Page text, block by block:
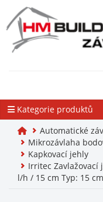
Kategorie produktů
Automatické
Mikrozávlaha
Kapkovací jehly
Irritec Zavlažovací
l/h / 15 cm Typ: 15 cm